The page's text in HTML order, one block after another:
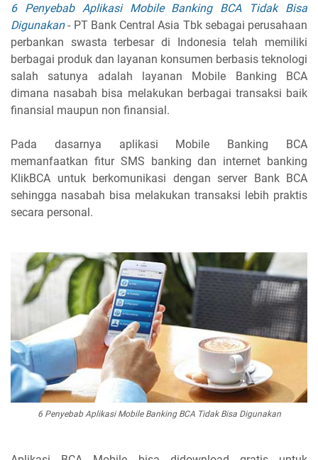
6 Penyebab Aplikasi Mobile Banking BCA Tidak Bisa
Digunakan- PT Bank Central Asia Tbk sebagai perusahaan
perbankan swasta terbesar di Indonesia telah memiliki
berbagai produk dan layanan konsumen berbasis teknologi
salah satunya adalah layanan Mobile Banking BCA
dimana nasabah bisa melakukan berbagai transaksi baik
finansial maupun non finansial.
Pada dasarnya aplikasi Mobile Banking BCA
memanfaatkan fitur SMS banking dan internet banking
KlikBCA untuk berkomunikasi dengan server Bank BCA
sehingga nasabah bisa melakukan transaksi lebih praktis
secara personal.
6 Penyebab Aplikasi Mobile Banking BCA Tidak Bisa Digunakan